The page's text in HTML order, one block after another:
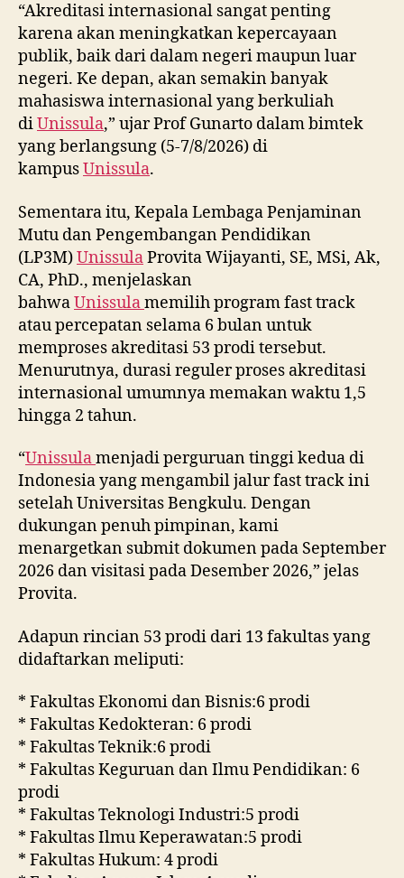
“Akreditasi internasional sangat penting
karena akan meningkatkan kepercayaan
publik, baik dari dalam negeri maupun luar
negeri. Ke depan, akan semakin banyak
mahasiswa internasional yang berkuliah
diUnissula,” ujar Prof Gunarto dalam bimtek
yang berlangsung (5-7/8/2026) di
kampusUnissula.
Sementara itu, Kepala Lembaga Penjaminan
Mutu dan Pengembangan Pendidikan
(LP3M)UnissulaProvita Wijayanti, SE, MSi, Ak,
CA, PhD., menjelaskan
bahwaUnissulamemilih program fast track
atau percepatan selama 6 bulan untuk
memproses akreditasi 53 prodi tersebut.
Menurutnya, durasi reguler proses akreditasi
internasional umumnya memakan waktu 1,5
hingga 2 tahun.
“Unissulamenjadi perguruan tinggi kedua di
Indonesia yang mengambil jalur fast track ini
setelah Universitas Bengkulu. Dengan
dukungan penuh pimpinan, kami
menargetkan submit dokumen pada September
2026 dan visitasi pada Desember 2026,” jelas
Provita.
Adapun rincian 53 prodi dari 13 fakultas yang
didaftarkan meliputi:
* Fakultas Ekonomi dan Bisnis:6 prodi
* Fakultas Kedokteran: 6 prodi
* Fakultas Teknik:6 prodi
* Fakultas Keguruan dan Ilmu Pendidikan: 6
prodi
* Fakultas Teknologi Industri:5 prodi
* Fakultas Ilmu Keperawatan:5 prodi
* Fakultas Hukum: 4 prodi